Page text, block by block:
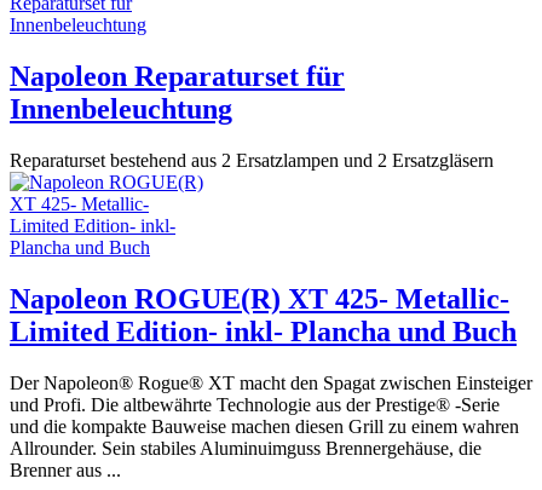
Napoleon Reparaturset für
Innenbeleuchtung
Reparaturset bestehend aus 2 Ersatzlampen und 2 Ersatzgläsern
Napoleon ROGUE(R) XT 425- Metallic-
Limited Edition- inkl- Plancha und Buch
Der Napoleon® Rogue® XT macht den Spagat zwischen Einsteiger
und Profi. Die altbewährte Technologie aus der Prestige® -Serie
und die kompakte Bauweise machen diesen Grill zu einem wahren
Allrounder. Sein stabiles Aluminuimguss Brennergehäuse, die
Brenner aus ...